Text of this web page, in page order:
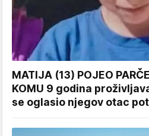
MATIJA (13) POJEO
KOMU 9 godina
se oglasio njegov otac